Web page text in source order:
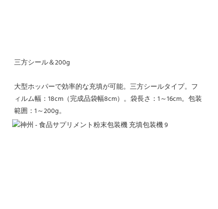
三方シール＆200g
大型ホッパーで効率的な充填が可能。三方シールタイプ。フ
ィルム幅：18cm（完成品袋幅8cm）。袋長さ：1～16cm。包装
範囲：1～200g。